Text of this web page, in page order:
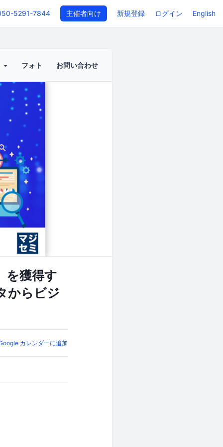
5291-7844 主催者向け 新規登録 ログイン English
フォト お問い合わせ
を獲得す
からビジ
カレンダーに追加